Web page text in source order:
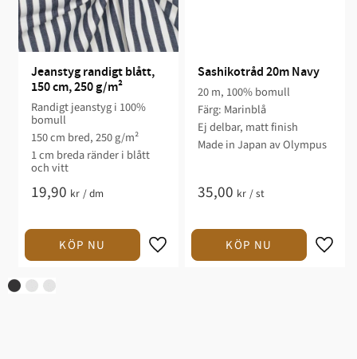
Jeanstyg randigt blått,
150 cm, 250 g/m²
Randigt jeanstyg i 100%
bomull
150 cm bred, 250 g/m²
1 cm breda ränder i blått
och vitt
19,90 kr /dm
Sashikotråd 20m Navy
20 m, 100% bomull
Färg: Marinblå
Ej delbar, matt finish
Made in Japan av Olympus
35,00 kr /st